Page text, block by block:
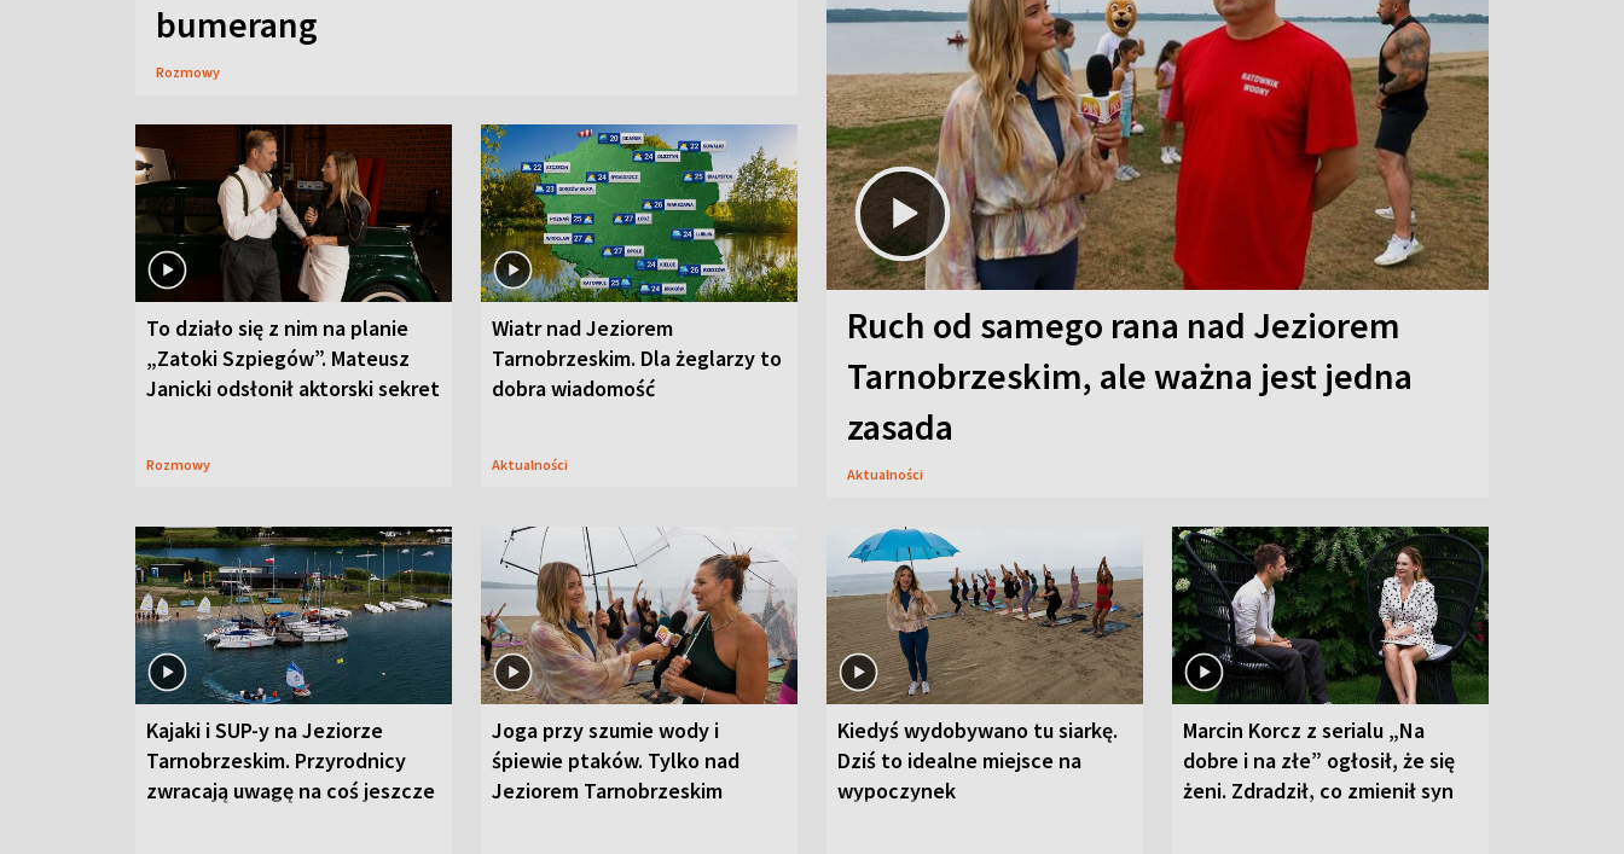
bumerang
Rozmowy
To działo się z nim na planie
„Zatoki Szpiegów”. Mateusz
Janicki odsłonił aktorski sekret
Rozmowy
Wiatr nad Jeziorem
Tarnobrzeskim. Dla żeglarzy to
dobra wiadomość
Aktualności
Ruch od samego rana nad Jeziorem
Tarnobrzeskim, ale ważna jest jedna
zasada
Aktualności
Kajaki i SUP-y na Jeziorze
Tarnobrzeskim. Przyrodnicy
zwracają uwagę na coś jeszcze
Joga przy szumie wody i
śpiewie ptaków. Tylko nad
Jeziorem Tarnobrzeskim
Kiedyś wydobywano tu siarkę.
Dziś to idealne miejsce na
wypoczynek
Marcin Korcz z serialu „Na
dobre i na złe” ogłosił, że się
żeni. Zdradził, co zmienił syn